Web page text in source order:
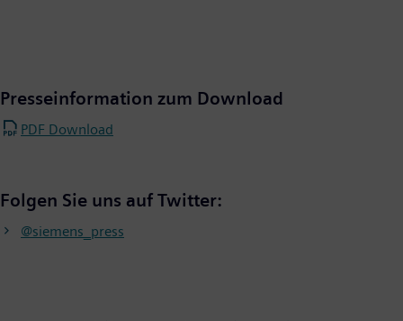
Presseinformation zum Download
PDF Download
Folgen Sie uns auf Twitter:
@siemens_press